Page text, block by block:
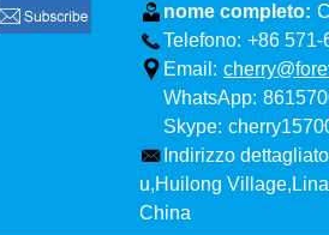
nome completo:
Telefono: +86 571-
Email:
WhatsApp:
Skype:
Indirizzo
u,Huilong
China